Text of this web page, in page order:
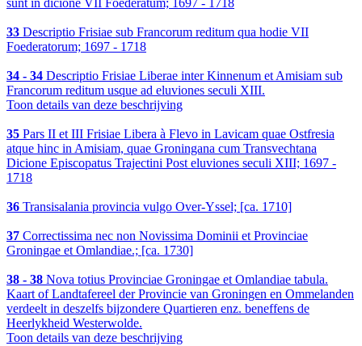
sunt in dicione VII Foederatum; 1697 - 1718
33 Descriptio Frisiae sub Francorum reditum qua hodie VII
Foederatorum; 1697 - 1718
34 - 34 Descriptio Frisiae Liberae inter Kinnenum et Amisiam sub
Francorum reditum usque ad eluviones seculi XIII.
Toon details van deze beschrijving
35 Pars II et III Frisiae Libera à Flevo in Lavicam quae Ostfresia
atque hinc in Amisiam, quae Groningana cum Transvechtana
Dicione Episcopatus Trajectini Post eluviones seculi XIII; 1697 -
1718
36 Transisalania provincia vulgo Over-Yssel; [ca. 1710]
37 Correctissima nec non Novissima Dominii et Provinciae
Groningae et Omlandiae.; [ca. 1730]
38 - 38 Nova totius Provinciae Groningae et Omlandiae tabula.
Kaart of Landtafereel der Provincie van Groningen en Ommelanden
verdeelt in deszelfs bijzondere Quartieren enz. beneffens de
Heerlykheid Westerwolde.
Toon details van deze beschrijving